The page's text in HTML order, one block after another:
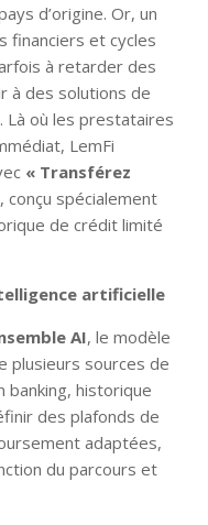
d’origine. Or, un
financiers et cycles
à retarder des
à des solutions de
Là où les prestataires
LemFi
« Transférez
, conçu spécialement
de crédit limité
artificielle
AI, le modèle
plusieurs sources de
banking, historique
des plafonds de
adaptées,
du parcours et